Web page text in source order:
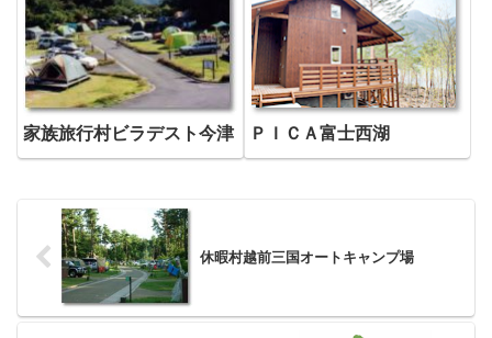
家族旅行村ビラデスト今津 ＰＩＣＡ富士西湖
休暇村越前三国オートキャンプ場